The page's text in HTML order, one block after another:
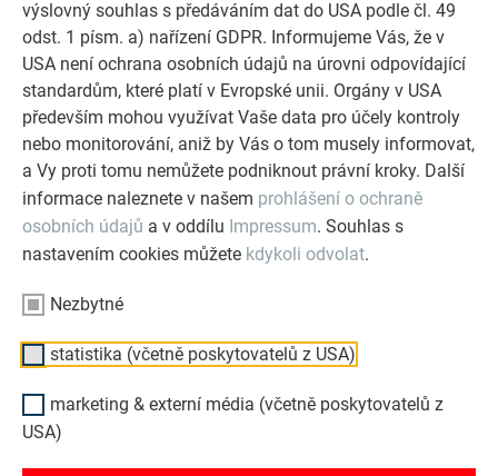
výslovný souhlas s předáváním dat do USA podle čl. 49
odst. 1 písm. a) nařízení GDPR. Informujeme Vás, že v
USA není ochrana osobních údajů na úrovni odpovídající
standardům, které platí v Evropské unii. Orgány v USA
především mohou využívat Vaše data pro účely kontroly
nebo monitorování, aniž by Vás o tom musely informovat,
a Vy proti tomu nemůžete podniknout právní kroky. Další
informace naleznete v našem prohlášení o ochraně
osobních údajů a v oddílu Impressum. Souhlas s
nastavením cookies můžete kdykoli odvolat.
Nezbytné
statistika (včetně poskytovatelů z USA)
marketing & externí média (včetně poskytovatelů z
USA)
Referenční galerie PREFA ukazuje, jak všestranné může
být využití hliníku. Objevte další působivé projekty s
odolnými hliníkovými řešeními PREFA pro střechy,
solární systémy a fasády.
PROHLÉDNĚTE SI VÍCE REFERENCÍ